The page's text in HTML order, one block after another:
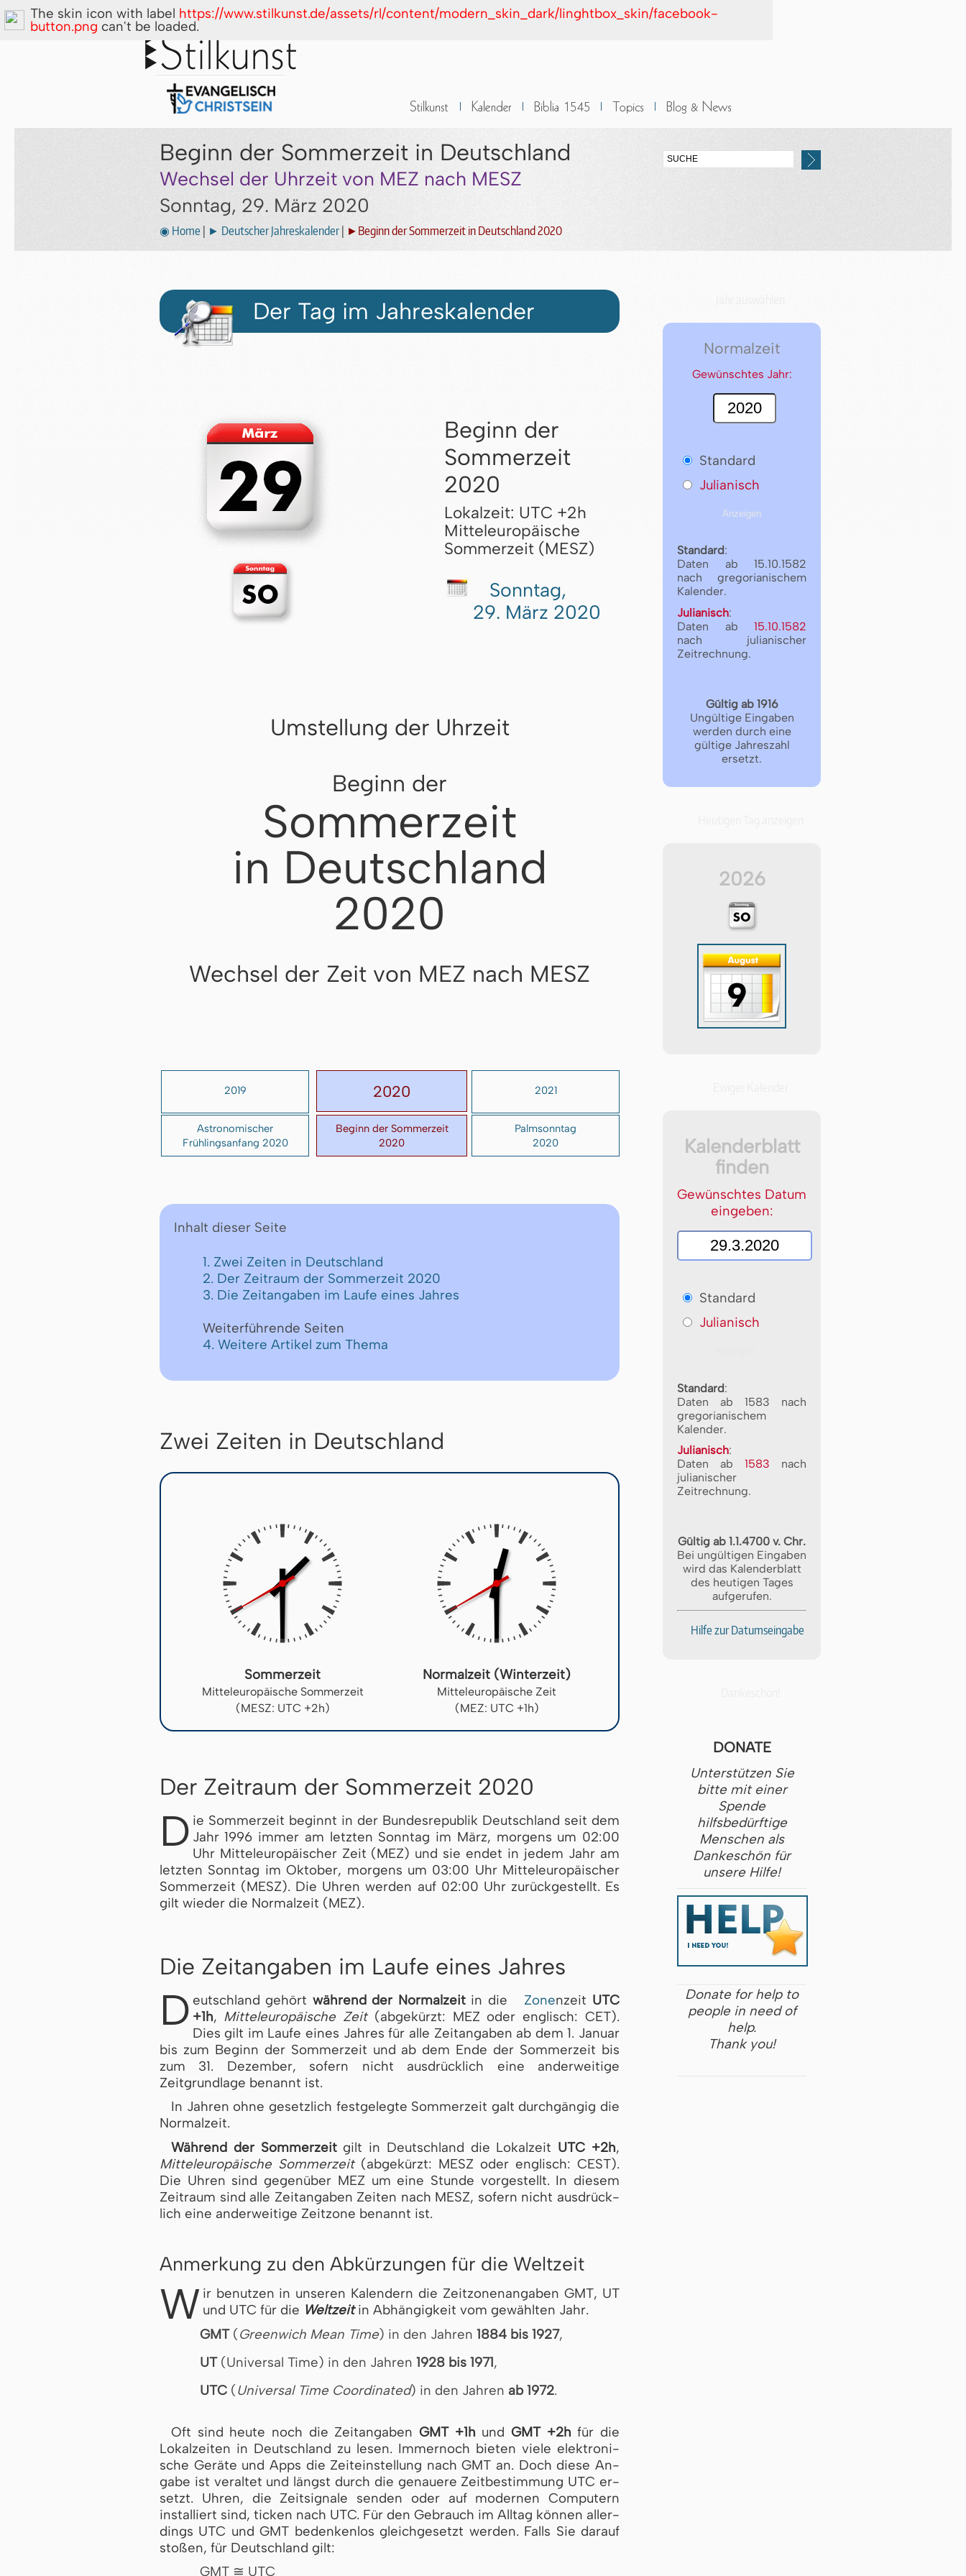
Beginn der Sommerzeit in Deutschland
Wechsel der Uhrzeit von MEZ nach MESZ
Sonntag, 29. März 2020
◉ Home | ► Deutscher Jahreskalender| ►Beginn der Sommerzeit in Deutschland 2020
Der Tag im Jahreskalender
Beginn der
Sommerzeit
2020
Lokalzeit: UTC +2h
Mitteleuropäische
Sommerzeit (MESZ)
Sonntag,
29. März 2020
Umstellung der Uhrzeit
Beginn der
Sommerzeit
in Deutschland
2020
Wechsel der Zeit von MEZ nach MESZ
2019 2020 2021
Astronomischer
Frühlingsanfang 2020
Beginn der Sommerzeit
2020
Palmsonntag
2020
Inhalt dieser Seite
1. Zwei Zeiten in Deutschland
2. Der Zeitraum der Sommerzeit 2020
3. Die Zeitangaben im Laufe eines Jahres
Weiterführende Seiten
4. Weitere Artikel zum Thema
Zwei Zeiten in Deutschland
Sommerzeit
Mitteleuropäische Sommerzeit
(MESZ: UTC +2h)
Normalzeit (Winterzeit)
Mitteleuropäische Zeit
(MEZ: UTC +1h)
Der Zeitraum der Sommerzeit 2020
D ie Som­mer­zeit beginnt in der Bundesrepublik Deutschland seit dem
Jahr 1996 immer am letz­ten Sonntag im März, morgens um 02:00
Uhr Mit­tel­eu­ro­pä­i­scher Zeit (MEZ) und sie endet in jedem Jahr am
letzten Sonntag im Oktober, morgens um 03:00 Uhr Mit­tel­eu­ro­pä­i­scher
Som­mer­zeit (MESZ). Die Uhren wer­den auf 02:00 Uhr zu­rück­ge­stellt. Es
gilt wieder die Normalzeit (MEZ).
Die Zeitangaben im Laufe eines Jahres
D eutschland gehört während der Normalzeitin die Zonenzeit UTC
+1h, Mit­tel­eu­ro­pä­i­sche Zeit(abgekürzt: MEZ oder englisch: CET).
Dies gilt im Laufe ei­nes Jah­res für alle Zeitangaben ab dem 1. Januar
bis zum Beginn der Som­mer­zeit und ab dem Ende der Som­mer­zeit bis
zum 31. Dezember, sofern nicht ausdrücklich eine anderweitige
Zeitgrundlage benannt ist.
In Jahren ohne gesetzlich festgelegte Sommerzeit galt durchgängig die
Normalzeit.
Während der Som­mer­zeitgilt in Deutschland die Lokalzeit UTC +2h,
Mitteleuropäische Som­mer­zeit(abgekürzt: MESZ oder englisch: CEST).
Die Uhren sind gegenüber MEZ um eine Stun­de vor­ge­stellt. In diesem
Zeitraum sind alle Zeit­an­ga­ben Zeiten nach MESZ, so­fern nicht aus­drück­
lich eine anderweitige Zeitzone be­nannt ist.
Anmerkung zu den Abkürzungen für die Weltzeit
W ir benutzen in unseren Kalendern die Zeitzonenangaben GMT, UT
und UTC für die Weltzeitin Abhängigkeit vom gewählten Jahr.
GMT(Greenwich Mean Time) in den Jahren 1884 bis 1927,
UT(Universal Time) in den Jahren 1928 bis 1971,
UTC (Universal Time Coordinated) in den Jahren ab 1972.
Oft sind heute noch die Zeitangaben GMT +1h undGMT +2h für die
Lokalzeiten in Deutsch­land zu lesen. Immernoch bie­ten vie­le elek­tro­ni­
sche Geräte und Apps die Zeit­ein­stel­lung nach GMT an. Doch diese An­
ga­be ist ver­al­tet und längst durch die ge­nau­e­re Zeit­be­stim­mung UTC er­
setzt. Uhren, die Zeitsignale senden oder auf modernen Computern
installiert sind, ticken nach UTC. Für den Ge­brauch im Alltag kön­nen aller­
dings UTC und GMT bedenkenlos gleich­ge­setzt wer­den. Falls Sie darauf
stoßen, für Deutschland gilt:
GMT ≅ UTC
Normalzeit
Gewünschtes Jahr:
Standard
Julianisch
Standard:
Daten ab 15.10.1582
nach gregorianischem
Kalender.
Julianisch:
Daten ab 15.10.1582
nach julianischer
Zeitrechnung.
Gültig ab 1916
Ungültige Eingaben
werden durch eine
gültige Jahreszahl
ersetzt.
2026
Kalenderblatt
finden
Gewünschtes Datum
eingeben:
Standard
Julianisch
Standard:
Daten ab 1583 nach
gregorianischem
Kalender.
Julianisch:
Daten ab 1583 nach
julianischer
Zeitrechnung.
Gültig ab 1.1.4700 v. Chr.
Bei ungültigen Eingaben
wird das Kalenderblatt
des heutigen Tages
aufgerufen.
Hilfe zur Datumseingabe
DONATE
Unterstützen Sie
bitte mit einer
Spende
hilfsbedürftige
Menschen als
Dankeschön für
unsere Hilfe!
Donate for help to
people in need of
help.
Thank you!
The skin icon with label https://www.stilkunst.de/assets/rl/content/modern_skin_dark/linghtbox_skin/facebook-
button.png can't be loaded.